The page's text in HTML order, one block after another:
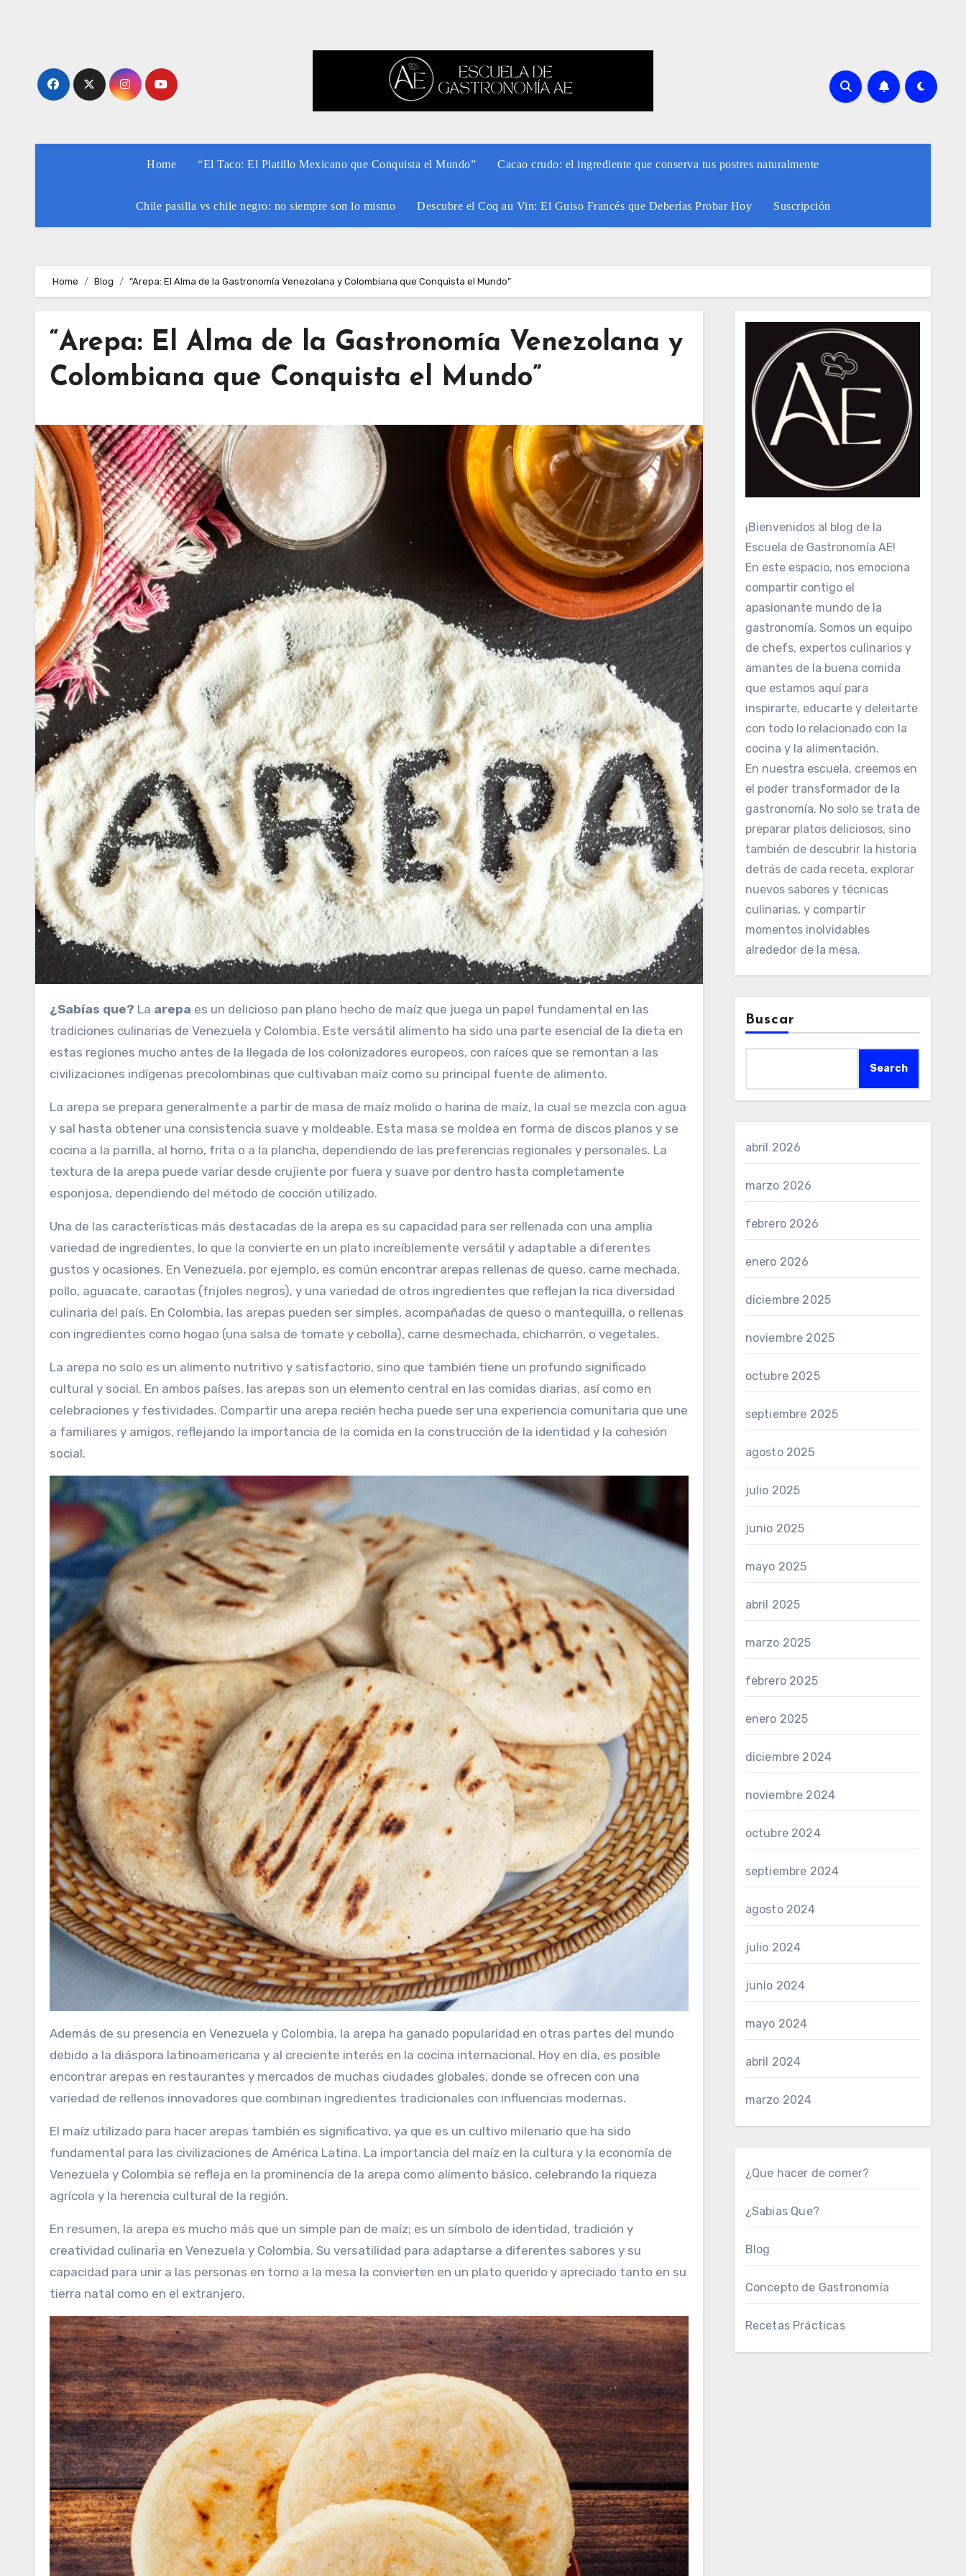
Home “El Taco: El Platillo Mexicano que Conquista el Mundo” Cacao crudo: el ingrediente que conserva tus postres naturalmente
Chile pasilla vs chile negro: no siempre son lo mismo Descubre el Coq au Vin: El Guiso Francés que Deberías Probar Hoy Suscripción
Home Blog “Arepa: El Alma de la Gastronomía Venezolana y Colombiana que Conquista el Mundo”
“Arepa: El Alma de la Gastronomía Venezolana y
Colombiana que Conquista el Mundo”
¿Sabías que? La arepa es un delicioso pan plano hecho de maíz que juega un papel fundamental en las
tradiciones culinarias de Venezuela y Colombia. Este versátil alimento ha sido una parte esencial de la dieta en
estas regiones mucho antes de la llegada de los colonizadores europeos, con raíces que se remontan a las
civilizaciones indígenas precolombinas que cultivaban maíz como su principal fuente de alimento.
La arepa se prepara generalmente a partir de masa de maíz molido o harina de maíz, la cual se mezcla con agua
y sal hasta obtener una consistencia suave y moldeable. Esta masa se moldea en forma de discos planos y se
cocina a la parrilla, al horno, frita o a la plancha, dependiendo de las preferencias regionales y personales. La
textura de la arepa puede variar desde crujiente por fuera y suave por dentro hasta completamente
esponjosa, dependiendo del método de cocción utilizado.
Una de las características más destacadas de la arepa es su capacidad para ser rellenada con una amplia
variedad de ingredientes, lo que la convierte en un plato increíblemente versátil y adaptable a diferentes
gustos y ocasiones. En Venezuela, por ejemplo, es común encontrar arepas rellenas de queso, carne mechada,
pollo, aguacate, caraotas (frijoles negros), y una variedad de otros ingredientes que reflejan la rica diversidad
culinaria del país. En Colombia, las arepas pueden ser simples, acompañadas de queso o mantequilla, o rellenas
con ingredientes como hogao (una salsa de tomate y cebolla), carne desmechada, chicharrón, o vegetales.
La arepa no solo es un alimento nutritivo y satisfactorio, sino que también tiene un profundo significado
cultural y social. En ambos países, las arepas son un elemento central en las comidas diarias, así como en
celebraciones y festividades. Compartir una arepa recién hecha puede ser una experiencia comunitaria que une
a familiares y amigos, reflejando la importancia de la comida en la construcción de la identidad y la cohesión
social.
Además de su presencia en Venezuela y Colombia, la arepa ha ganado popularidad en otras partes del mundo
debido a la diáspora latinoamericana y al creciente interés en la cocina internacional. Hoy en día, es posible
encontrar arepas en restaurantes y mercados de muchas ciudades globales, donde se ofrecen con una
variedad de rellenos innovadores que combinan ingredientes tradicionales con influencias modernas.
El maíz utilizado para hacer arepas también es significativo, ya que es un cultivo milenario que ha sido
fundamental para las civilizaciones de América Latina. La importancia del maíz en la cultura y la economía de
Venezuela y Colombia se refleja en la prominencia de la arepa como alimento básico, celebrando la riqueza
agrícola y la herencia cultural de la región.
En resumen, la arepa es mucho más que un simple pan de maíz; es un símbolo de identidad, tradición y
creatividad culinaria en Venezuela y Colombia. Su versatilidad para adaptarse a diferentes sabores y su
capacidad para unir a las personas en torno a la mesa la convierten en un plato querido y apreciado tanto en su
tierra natal como en el extranjero.
¡Bienvenidos al blog de la
Escuela de Gastronomía AE!
En este espacio, nos emociona
compartir contigo el
apasionante mundo de la
gastronomía. Somos un equipo
de chefs, expertos culinarios y
amantes de la buena comida
que estamos aquí para
inspirarte, educarte y deleitarte
con todo lo relacionado con la
cocina y la alimentación.
En nuestra escuela, creemos en
el poder transformador de la
gastronomía. No solo se trata de
preparar platos deliciosos, sino
también de descubrir la historia
detrás de cada receta, explorar
nuevos sabores y técnicas
culinarias, y compartir
momentos inolvidables
alrededor de la mesa.
Buscar
Search
abril 2026
marzo 2026
febrero 2026
enero 2026
diciembre 2025
noviembre 2025
octubre 2025
septiembre 2025
agosto 2025
julio 2025
junio 2025
mayo 2025
abril 2025
marzo 2025
febrero 2025
enero 2025
diciembre 2024
noviembre 2024
octubre 2024
septiembre 2024
agosto 2024
julio 2024
junio 2024
mayo 2024
abril 2024
marzo 2024
¿Que hacer de comer?
¿Sabias Que?
Blog
Concepto de Gastronomía
Recetas Prácticas